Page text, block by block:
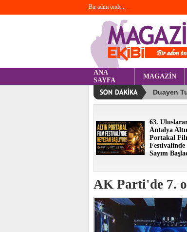
Bir adım önde...
ANA
SAYFA
MAGAZİN
63.
Antalya
Portakal
Festivalinde
Sayım
AK Parti'de 7.